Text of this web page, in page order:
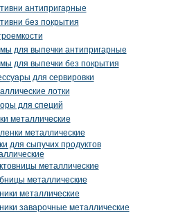
антипригарные
без покрытия
для выпечки антипригарные
для выпечки без покрытия
для сервировки
лотки
для специй
металлические
металлические
для сыпучих продуктов
металлические
металлические
металлические
заварочные металлические